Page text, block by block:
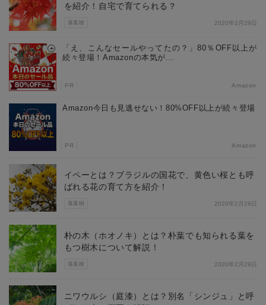
落葉樹
を紹介！自宅で育てられる？
2020年2月29日
「え、こんなセールやってたの？」80％OFF以上が
続々登場！Amazonの本気が...
PR Amazon
Amazon今日も見逃せない！80%OFF以上が続々登場
PR Amazon
落葉樹
イペーとは？ブラジルの国花で、黄色い桜とも呼
ばれる花の育て方を紹介！
2020年2月29日
落葉樹
朴の木（ホオノキ）とは？朴葉でも知られる葉を
もつ樹木について解説！
2020年2月29日
ニワウルシ（庭漆）とは？別名「シンジュ」と呼